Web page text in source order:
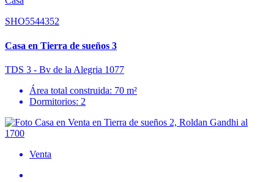
SHO5544352
Casa en Tierra de sueños 3
TDS 3 - Bv de la Alegria 1077
Área total construida: 70 m²
Dormitorios: 2
Venta